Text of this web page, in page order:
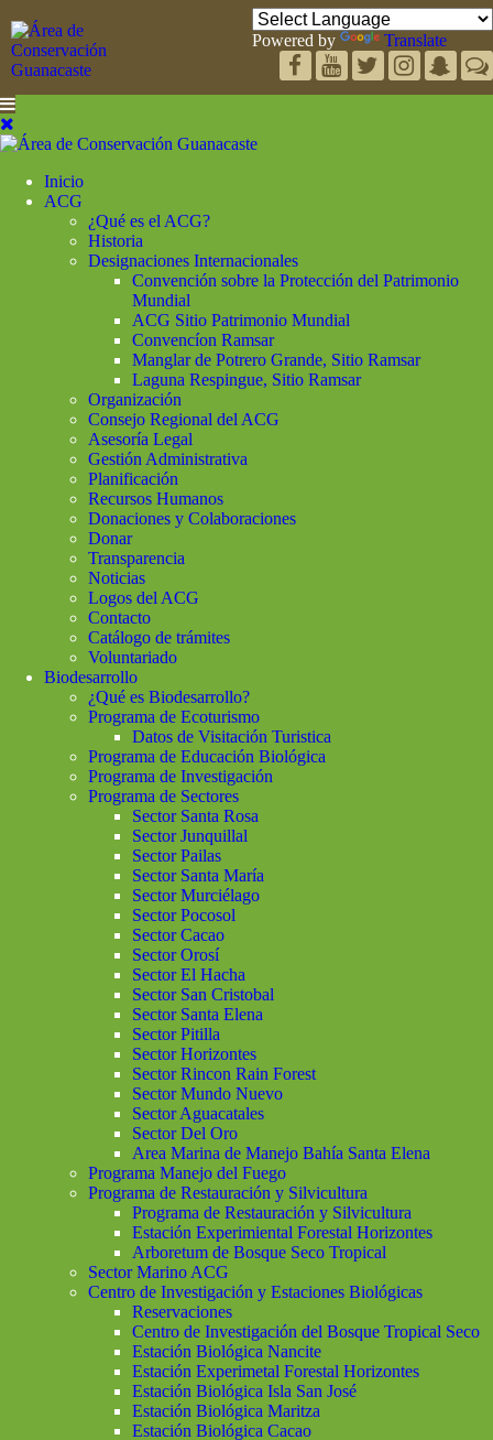
Powered by Translate
Inicio
ACG
¿Qué es el ACG?
Historia
Designaciones Internacionales
Convención sobre la Protección del Patrimonio
Mundial
ACG Sitio Patrimonio Mundial
Convencíon Ramsar
Manglar de Potrero Grande, Sitio Ramsar
Laguna Respingue, Sitio Ramsar
Organización
Consejo Regional del ACG
Asesoría Legal
Gestión Administrativa
Planificación
Recursos Humanos
Donaciones y Colaboraciones
Donar
Transparencia
Noticias
Logos del ACG
Contacto
Catálogo de trámites
Voluntariado
Biodesarrollo
¿Qué es Biodesarrollo?
Programa de Ecoturismo
Datos de Visitación Turistica
Programa de Educación Biológica
Programa de Investigación
Programa de Sectores
Sector Santa Rosa
Sector Junquillal
Sector Pailas
Sector Santa María
Sector Murciélago
Sector Pocosol
Sector Cacao
Sector Orosí
Sector El Hacha
Sector San Cristobal
Sector Santa Elena
Sector Pitilla
Sector Horizontes
Sector Rincon Rain Forest
Sector Mundo Nuevo
Sector Aguacatales
Sector Del Oro
Area Marina de Manejo Bahía Santa Elena
Programa Manejo del Fuego
Programa de Restauración y Silvicultura
Programa de Restauración y Silvicultura
Estación Experimiental Forestal Horizontes
Arboretum de Bosque Seco Tropical
Sector Marino ACG
Centro de Investigación y Estaciones Biológicas
Reservaciones
Centro de Investigación del Bosque Tropical Seco
Estación Biológica Nancite
Estación Experimetal Forestal Horizontes
Estación Biológica Isla San José
Estación Biológica Maritza
Estación Biológica Cacao